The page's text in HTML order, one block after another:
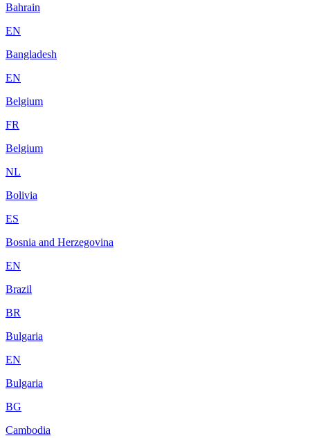
Bahrain
EN
Bangladesh
EN
Belgium
FR
Belgium
NL
Bolivia
ES
Bosnia and Herzegovina
EN
Brazil
BR
Bulgaria
EN
Bulgaria
BG
Cambodia